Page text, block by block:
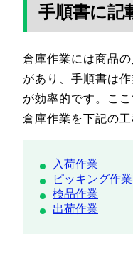
手順書に記
倉庫作業には商品
があり、手順書は
が効率的です。こ
倉庫作業を下記の
入荷作業
ピッキング作業
検品作業
出荷作業